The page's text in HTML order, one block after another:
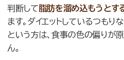
判断して脂肪を溜め込もうとす
ます。ダイエットしているつも
という方は、食事の色の偏りが
ん。